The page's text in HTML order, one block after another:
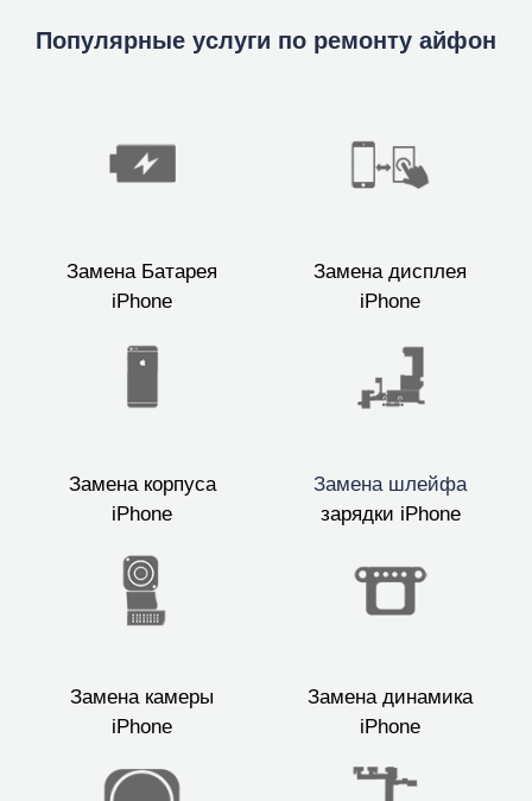
Популярные услуги по ремонту айфон
Замена Батарея
iPhone
Замена дисплея
iPhone
Замена корпуса
iPhone
Замена шлейфа
зарядки iPhone
Замена камеры
iPhone
Замена динамика
iPhone